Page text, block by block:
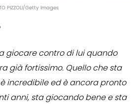
PIZZOLI/Getty Images
giocare contro di lui quando
già fortissimo. Quello che sta
incredibile ed è ancora pronto
anni, sta giocando bene e sta